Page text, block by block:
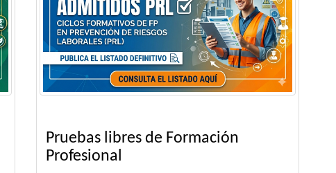
Pruebas libres de Formación
Profesional